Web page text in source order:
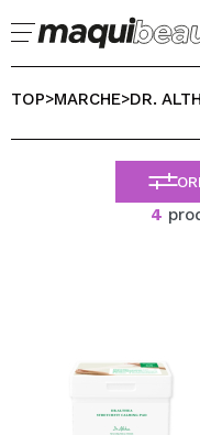
TOP>MARCHE>DR.
4